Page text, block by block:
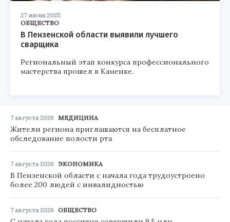
27 июня 2025
ОБЩЕСТВО
В Пензенской области выявили лучшего
сварщика
Региональный этап конкурса профессионального
мастерства прошел в Каменке.
7 августа 2026 МЕДИЦИНА
Жители региона приглашаются на бесплатное
обследование полости рта
7 августа 2026 ЭКОНОМИКА
В Пензенской области с начала года трудоустроено
более 200 людей с инвалидностью
7 августа 2026 ОБЩЕСТВО